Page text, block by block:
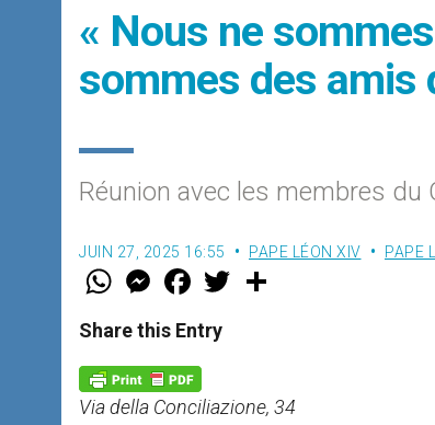
« Nous ne
sommes des amis
Réunion avec les membres du
JUIN 27, 2025 16:55 PAPE LÉON XIV PAPE
W
t
s
p
p
M
e
s
e
g
e
r
F
a
e
b
o
k
w
Share this Entry
Via della Conciliazione, 34